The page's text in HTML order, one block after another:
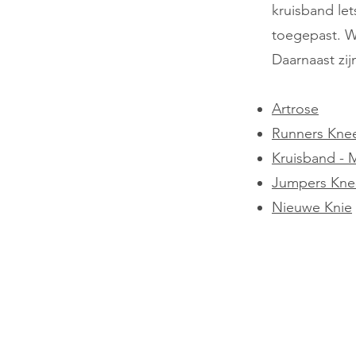
kruisband
toegepast.
Daarnaast
Artrose
Runners
Kruisband -
Jumpers
Nieuwe Knie